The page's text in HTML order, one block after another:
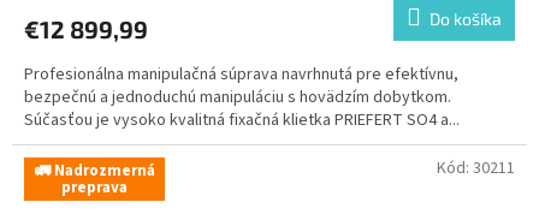
€12 899,99 Do košíka
Profesionálna manipulačná súprava navrhnutá pre efektívnu,
bezpečnú a jednoduchú manipuláciu s hovädzím dobytkom.
Súčasťou je vysoko kvalitná fixačná klietka PRIEFERT SO4 a...
🚛 Nadrozmerná
preprava
Kód: 30211